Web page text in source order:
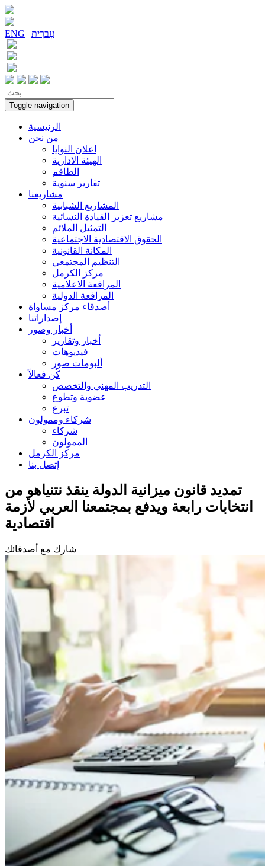
ENG | עִברִית
Toggle navigation
الرئيسية
من نحن
اعلان النوايا
الهيئة الادارية
الطاقم
تقارير سنوية
مشاريعنا
المشاريع الشبابية
مشاريع تعزيز القيادة النسائية
التمثيل الملائم
الحقوق الاقتصادية الاجتماعية
المكانة القانونية
التنظيم المجتمعي
مركز الكرمل
المرافعة الاعلامية
المرافعة الدولية
أصدقاء مركز مساواة
إصداراتنا
أخبار وصور
أخبار وتقارير
فيديوهات
ألبومات صور
كُن فعالاً
التدريب المهني والتخصص
عضوية وتطوع
تبرع
شركاء وممولون
شركاء
الممولون
مركز الكرمل
إتصل بنا
تمديد قانون ميزانية الدولة ينقذ نتنياهو من
انتخابات رابعة ويدفع بمجتمعنا العربي لأزمة
اقتصادية
شارك مع أصدقائك